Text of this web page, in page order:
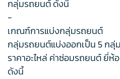
กลุ่มรถยนต์ ดังนี้
-
เกณฑ์การแบ่งกลุ่มรถยนต์
กลุ่มรถยนต์แบ่งออกเป็น 5 กลุ่
ราคาอะไหล่ ค่าซ่อมรถยนต์ ยี่
ดังนี้